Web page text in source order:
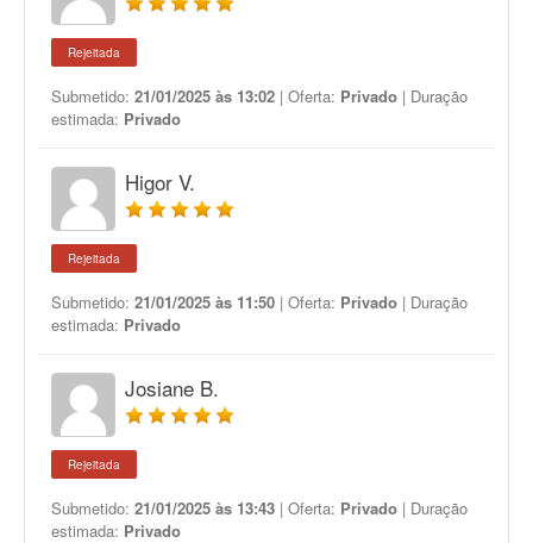
Rejeitada
Submetido: 21/01/2025 às 13:02 | Oferta: Privado | Duração
estimada: Privado
Higor V.
Rejeitada
Submetido: 21/01/2025 às 11:50 | Oferta: Privado | Duração
estimada: Privado
Josiane B.
Rejeitada
Submetido: 21/01/2025 às 13:43 | Oferta: Privado | Duração
estimada: Privado